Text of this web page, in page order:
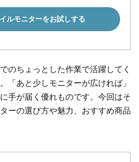
ルモニターをお試しする
のちょっとした作業で活躍してく
「あと少しモニターが広ければ」
手が届く優れものです。今回はそ
ーの選び方や魅力、おすすめ商品